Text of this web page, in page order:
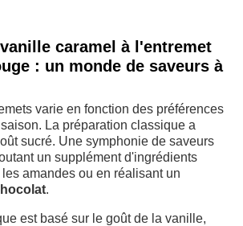
caramel à l'entremet
: un monde de saveurs à
varie en fonction des préférences
La préparation classique a
sucré. Une symphonie de saveurs
un supplément d'ingrédients
amandes ou en réalisant un
.
est basé sur le goût de la vanille,